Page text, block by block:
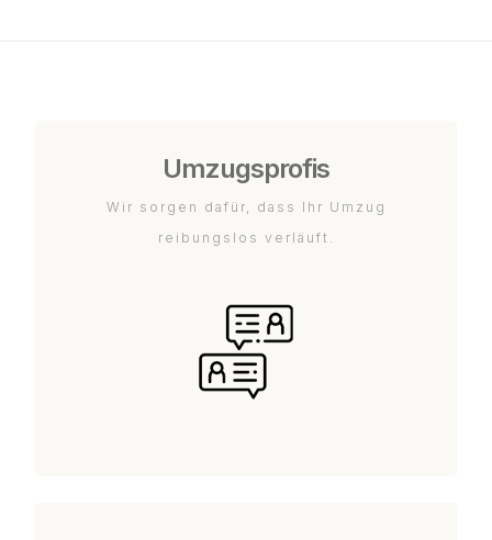
Umzugsprofis
Wir sorgen dafür, dass Ihr Umzug
reibungslos verläuft.